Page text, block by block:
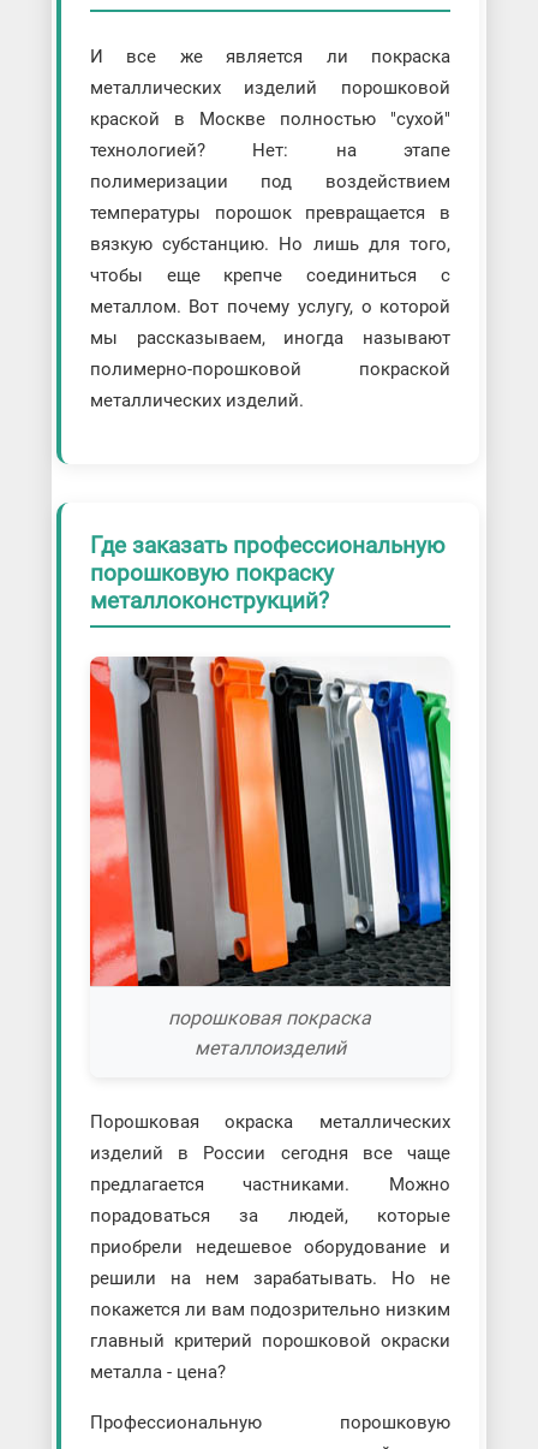
И все же является ли покраска
металлических изделий порошковой
краской в Москве полностью "сухой"
технологией? Нет: на этапе
полимеризации под воздействием
температуры порошок превращается в
вязкую субстанцию. Но лишь для того,
чтобы еще крепче соединиться с
металлом. Вот почему услугу, о которой
мы рассказываем, иногда называют
полимерно-порошковой покраской
металлических изделий.
Где заказать профессиональную
порошковую покраску
металлоконструкций?
порошковая покраска
металлоизделий
Порошковая окраска металлических
изделий в России сегодня все чаще
предлагается частниками. Можно
порадоваться за людей, которые
приобрели недешевое оборудование и
решили на нем зарабатывать. Но не
покажется ли вам подозрительно низким
главный критерий порошковой окраски
металла - цена?
Профессиональную порошковую